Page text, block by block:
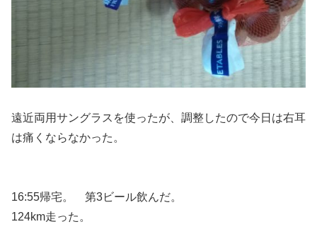
遠近両用サングラスを使ったが、調整したので今日は右耳
は痛くならなかった。
16:55帰宅。 第3ビール飲んだ。
124km走った。